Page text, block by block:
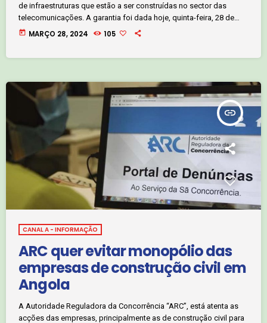
de infraestruturas que estão a ser construídas no sector das
telecomunicações. A garantia foi dada hoje, quinta-feira, 28 de
Março pelo Ministro das Telecomunicações, Tecnologias de
Informação e Comunicação Social, durante o lançamento da feira
today MARÇO 28, 2024 105
insert_link
CANAL A - INFORMAÇÃO
ARC quer evitar monopólio das
empresas de construção civil em
Angola
A Autoridade Reguladora da Concorrência “ARC”, está atenta as
acções das empresas, principalmente as de construção civil para